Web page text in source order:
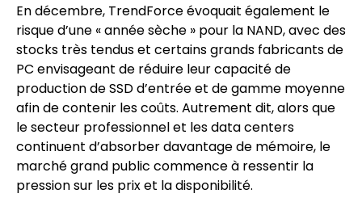
En décembre, TrendForce évoquait également le
risque d’une « année sèche » pour la NAND, avec des
stocks très tendus et certains grands fabricants de
PC envisageant de réduire leur capacité de
production de SSD d’entrée et de gamme moyenne
afin de contenir les coûts. Autrement dit, alors que
le secteur professionnel et les data centers
continuent d’absorber davantage de mémoire, le
marché grand public commence à ressentir la
pression sur les prix et la disponibilité.